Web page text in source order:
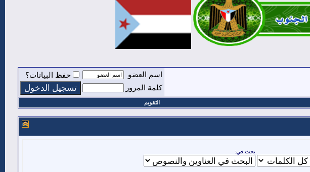
اسم العضو
حفظ البيانات؟
كلمة المرور
التقويم
بحث في: